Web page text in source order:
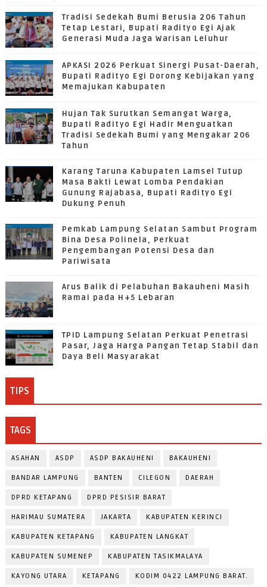
Tradisi Sedekah Bumi Berusia 206 Tahun
Tetap Lestari, Bupati Radityo Egi Ajak
Generasi Muda Jaga Warisan Leluhur
APKASI 2026 Perkuat Sinergi Pusat-Daerah,
Bupati Radityo Egi Dorong Kebijakan yang
Memajukan Kabupaten
Hujan Tak Surutkan Semangat Warga,
Bupati Radityo Egi Hadir Menguatkan
Tradisi Sedekah Bumi yang Mengakar 206
Tahun
Karang Taruna Kabupaten Lamsel Tutup
Masa Bakti Lewat Lomba Pendakian
Gunung Rajabasa, Bupati Radityo Egi
Dukung Penuh
Pemkab Lampung Selatan Sambut Program
Bina Desa Polinela, Perkuat
Pengembangan Potensi Desa dan
Pariwisata
Arus Balik di Pelabuhan Bakauheni Masih
Ramai pada H+5 Lebaran
TPID Lampung Selatan Perkuat Penetrasi
Pasar, Jaga Harga Pangan Tetap Stabil dan
Daya Beli Masyarakat
TIPS
TAGS
ASAHAN ASDP ASDP BAKAUHENI BAKAUHENI
BANDAR LAMPUNG BANTEN CILEGON DAERAH
DPRD KETAPANG DPRD PESISIR BARAT
HARIMAU SUMATERA JAKARTA KABUPATEN KERINCI
KABUPATEN KETAPANG KABUPATEN LANGKAT
KABUPATEN SUMENEP KABUPATEN TASIKMALAYA
KAYONG UTARA KETAPANG KODIM 0422 LAMPUNG BARAT.